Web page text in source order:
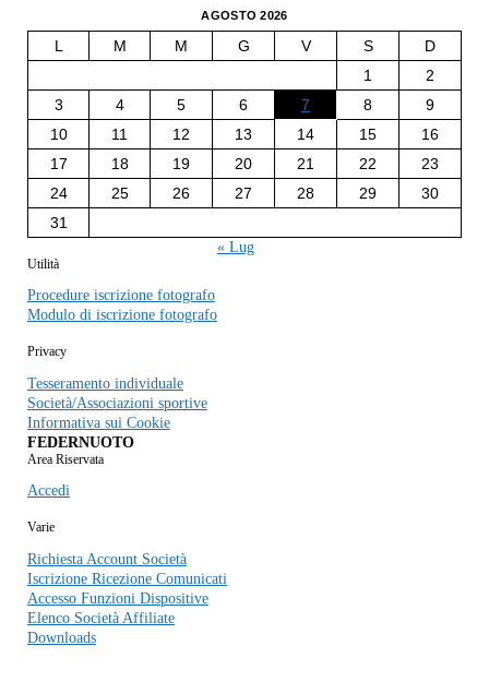
AGOSTO 2026
L M M G V S
D
1
2
3
4 5 6 7 8
9
10
11 12 13 14 15
16
17
18 19 20 21 22
23
24
25 26 27 28 29
30
31
« Lug
Utilità
Procedure iscrizione fotografo
Modulo di iscrizione fotografo
Privacy
Tesseramento individuale
Società/Associazioni sportive
Informativa sui Cookie
FEDERNUOTO
Area Riservata
Accedi
Varie
Richiesta Account Società
Iscrizione Ricezione Comunicati
Accesso Funzioni Dispositive
Elenco Società Affiliate
Downloads